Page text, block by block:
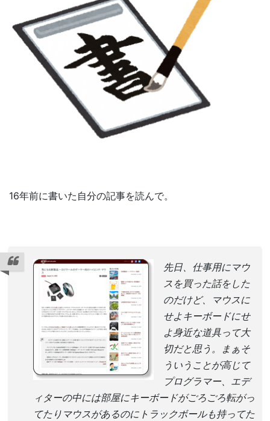
16年前に書いた自分の記事を読んで。
先日、仕事用にマウ
スを買った話をした
のだけど、マウスに
せよキーボードにせ
よ身近な道具って大
切だと思う。まぁそ
ういうことが高じて
プログラマー、エデ
ィターの中には部屋にキーボードがごろごろ転がっ
てたりマウスがあるのにトラックボールも持ってた